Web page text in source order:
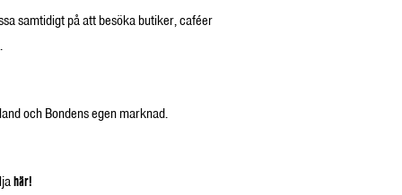
samtidigt på att besöka butiker, caféer
och Bondens egen marknad.
här!